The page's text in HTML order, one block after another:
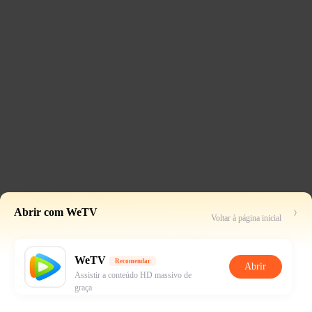
Abrir com WeTV Voltar à página inicial
WeTV Recomendar
Assistir a conteúdo HD massivo de
graça
Abrir